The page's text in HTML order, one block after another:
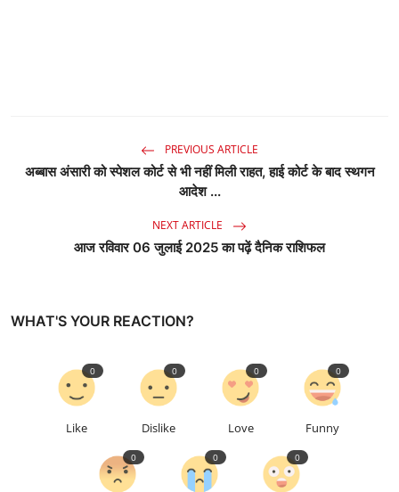
PREVIOUS ARTICLE
अब्बास अंसारी को स्पेशल कोर्ट से भी नहीं मिली राहत, हाई कोर्ट के बाद स्थगन
आदेश ...
NEXT ARTICLE
आज रविवार 06 जुलाई 2025 का पढ़ें दैनिक राशिफल
WHAT'S YOUR REACTION?
Like
0
Dislike
0
Love
0
Funny
0
0 0 0